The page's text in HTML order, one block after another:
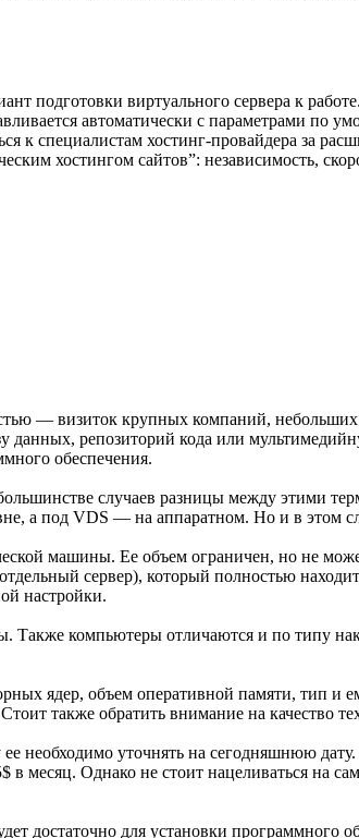
подготовки виртуального сервера к
автоматически с параметрами по
к специалистам хостинг-провайдера за
хостингом сайтов”: независимость,
— визиток крупных компаний,
данных, репозиторий кода или
обеспечения.
случаев разницы между этими
а под VDS — на аппаратном. Но и в этом
машины. Ее объем ограничен, но не
сервер), который полностью
настройки.
компьютеры отличаются и по типу
ядер, объем оперативной памяти, тип
также обратить внимание на качество
необходимо уточнять на сегодняшнюю
Однако не стоит нацеливаться на
достаточно для установки программного